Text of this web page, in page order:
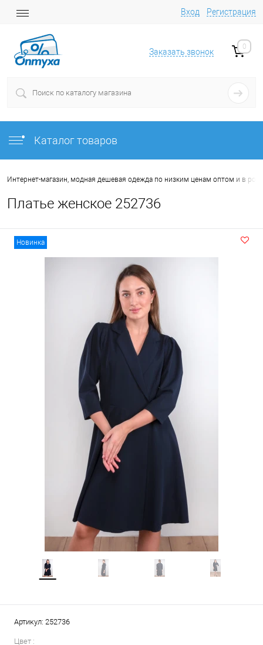
Вход Регистрация
Заказать звонок
0
Каталог товаров
Интернет-магазин, модная дешевая одежда по низким ценам оптом и в
Платье женское 252736
Новинка
Артикул: 252736
Цвет :